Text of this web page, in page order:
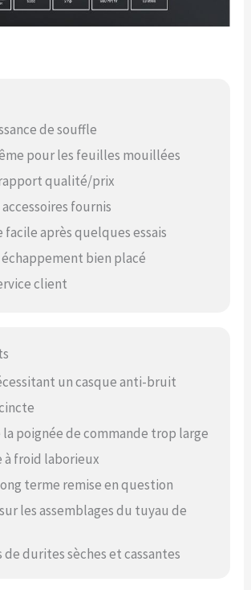
de souffle
pour les feuilles mouillées
qualité/prix
fournis
facile après quelques essais
bien placé
client
un casque anti-bruit
poignée de commande trop large
à froid laborieux
terme remise en question
les assemblages du tuyau de
durites sèches et cassantes